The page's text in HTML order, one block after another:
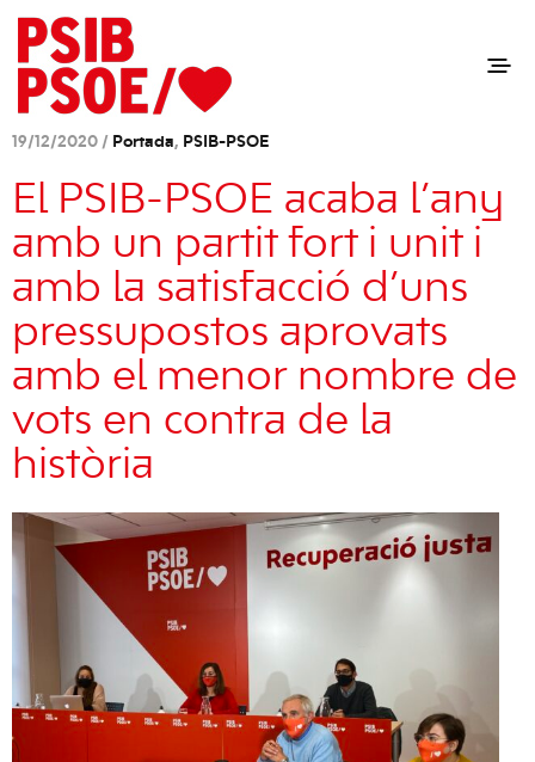
19/12/2020 / Portada, PSIB-PSOE
El PSIB-PSOE acaba l’any
amb un partit fort i unit i
amb la satisfacció d’uns
pressupostos aprovats
amb el menor nombre de
vots en contra de la
història